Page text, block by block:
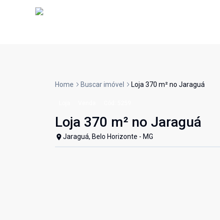
Home Buscar imóvel Loja 370 m² no Jaraguá
Loja 370 m² no Jaraguá
Jaraguá, Belo Horizonte - MG